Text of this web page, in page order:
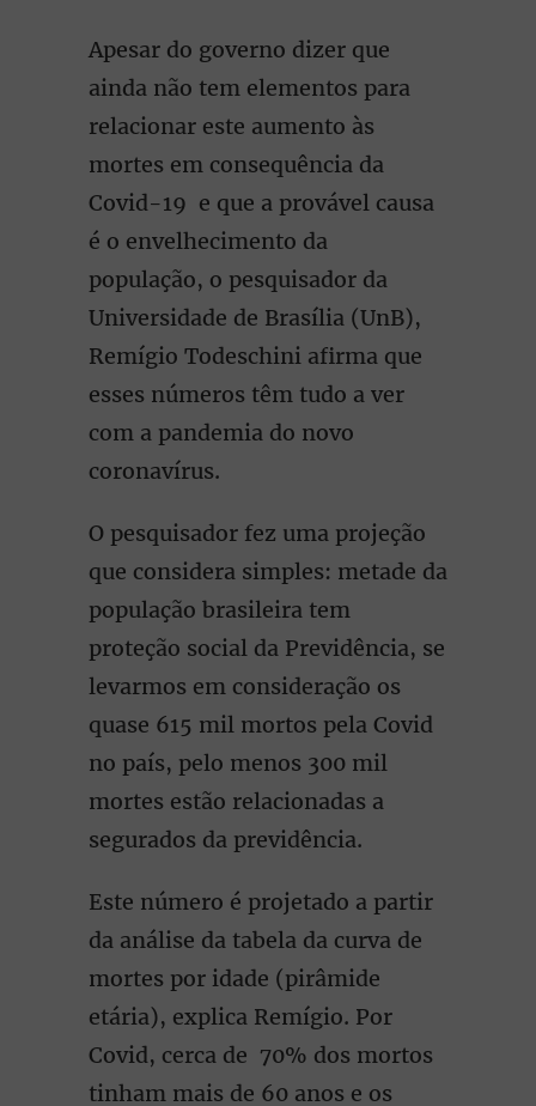
Apesar do governo dizer que
ainda não tem elementos para
relacionar este aumento às
mortes em consequência da
Covid-19 e que a provável causa
é o envelhecimento da
população, o pesquisador da
Universidade de Brasília (UnB),
Remígio Todeschini afirma que
esses números têm tudo a ver
com a pandemia do novo
coronavírus.
O pesquisador fez uma projeção
que considera simples: metade da
população brasileira tem
proteção social da Previdência, se
levarmos em consideração os
quase 615 mil mortos pela Covid
no país, pelo menos 300 mil
mortes estão relacionadas a
segurados da previdência.
Este número é projetado a partir
da análise da tabela da curva de
mortes por idade (pirâmide
etária), explica Remígio. Por
Covid, cerca de 70% dos mortos
tinham mais de 60 anos e os